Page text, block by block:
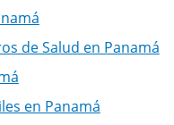
de Salud en Panamá
en Panamá